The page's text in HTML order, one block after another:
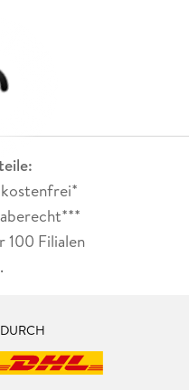
100 Filialen